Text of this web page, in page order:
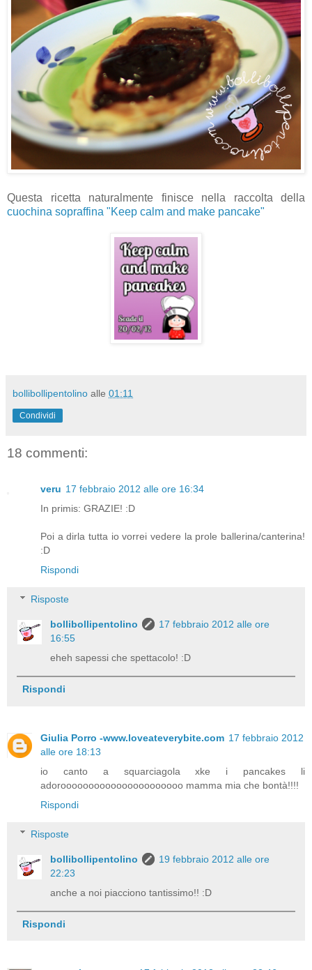
Questa ricetta naturalmente finisce nella raccolta della
cuochina sopraffina "Keep calm and make pancake"
bollibollipentolino alle 01:11
Condividi
18 commenti:
veru 17 febbraio 2012 alle ore 16:34
In primis: GRAZIE! :D
Poi a dirla tutta io vorrei vedere la prole ballerina/canterina!
:D
Rispondi
Risposte
bollibollipentolino
17 febbraio 2012 alle ore
16:55
eheh sapessi che spettacolo! :D
Rispondi
Giulia Porro -www.loveateverybite.com 17 febbraio 2012
alle ore 18:13
io canto a squarciagola xke i pancakes li
adoroooooooooooooooooooooo mamma mia che bontà!!!!
Rispondi
Risposte
bollibollipentolino
19 febbraio 2012 alle ore
22:23
anche a noi piacciono tantissimo!! :D
Rispondi